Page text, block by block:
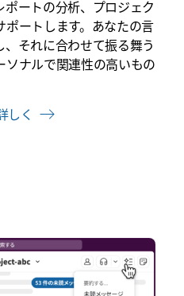
ートの分析、プロジェク
ポートします。あなたの言
それに合わせて振る舞う
ナルで関連性の高いもの
しく